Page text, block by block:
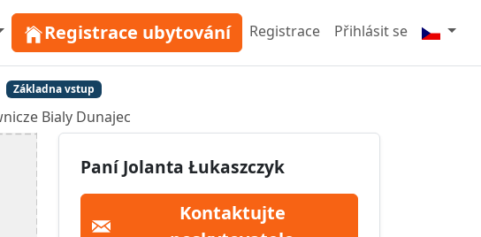
Registrace ubytování Registrace Přihlásit se
Základna vstup
Bialy Dunajec
Paní Jolanta Łukaszczyk
Kontaktujte